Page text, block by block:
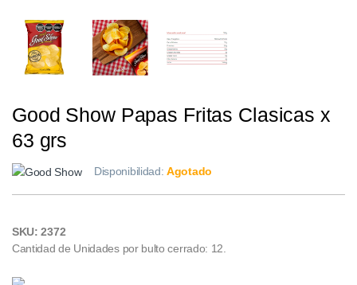
Good Show Papas Fritas Clasicas x
63 grs
Disponibilidad:Agotado
SKU: 2372
Cantidad de Unidades por bulto cerrado: 12.